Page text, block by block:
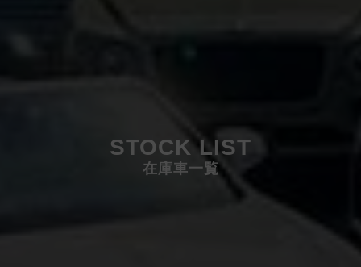
STOCK LIST
在庫車一覧